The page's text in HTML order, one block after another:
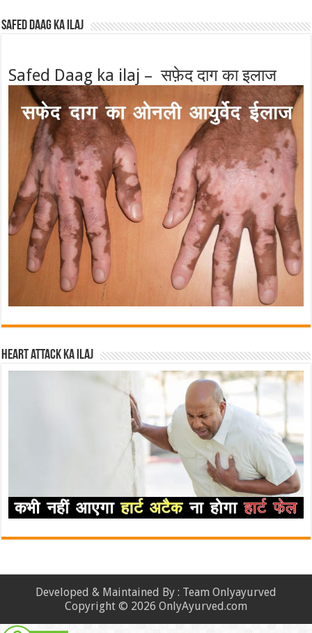
Safed Daag ka ilaj
Safed Daag ka ilaj – सफ़ेद दाग का इलाज
Heart attack ka ilaj
Developed & Maintained By : Team Onlyayurved
Copyright © 2026 OnlyAyurved.com